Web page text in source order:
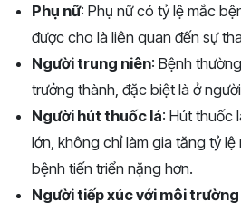
Phụ nữ: Phụ nữ có tỷ lệ mắc
được cho là liên quan đến sự
Người trung niên: Bệnh
trưởng thành, đặc biệt là ở
Người hút thuốc lá: Hút thuốc
lớn, không chỉ làm gia tăng tỷ
bệnh tiến triển nặng hơn.
Người tiếp xúc với môi